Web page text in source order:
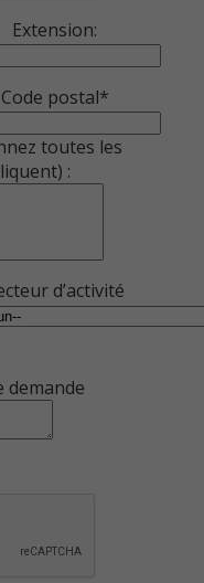
Extension:
Code postal*
toutes les
:
d’activité
demande